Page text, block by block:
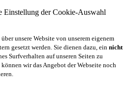
Einstellung der Cookie-Auswahl
unsere Website von unserem eigenem
gesetzt werden. Sie dienen dazu, ein nicht
Surfverhalten auf unseren Seiten zu
wir das Angebot der Webseite noch